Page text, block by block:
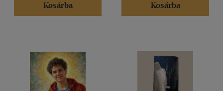
Kosárba
Kosárba